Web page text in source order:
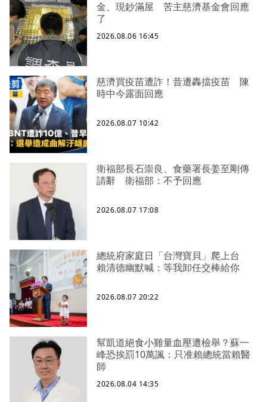
金、現鈔滿屋 苦主慈濟基金會回應
了
2026.08.06 16:45
慈濟買疫苗遭詐！昔遭轟擋疫苗 陳
時中今露面回應
2026.08.07 10:42
衛福部長石崇良、食藥署長姜至剛傳
請辭 衛福部：不予回應
2026.08.07 17:08
總統府家庭日「台灣寶貝」爬上台
賴清德幽默喊：等我卸任交棒給你
2026.08.07 20:22
幫凱道絕食小雞量血壓遭檢舉？蘇一
峰恐挨罰10萬諷：只准賴總統當賴醫
師
2026.08.04 14:35